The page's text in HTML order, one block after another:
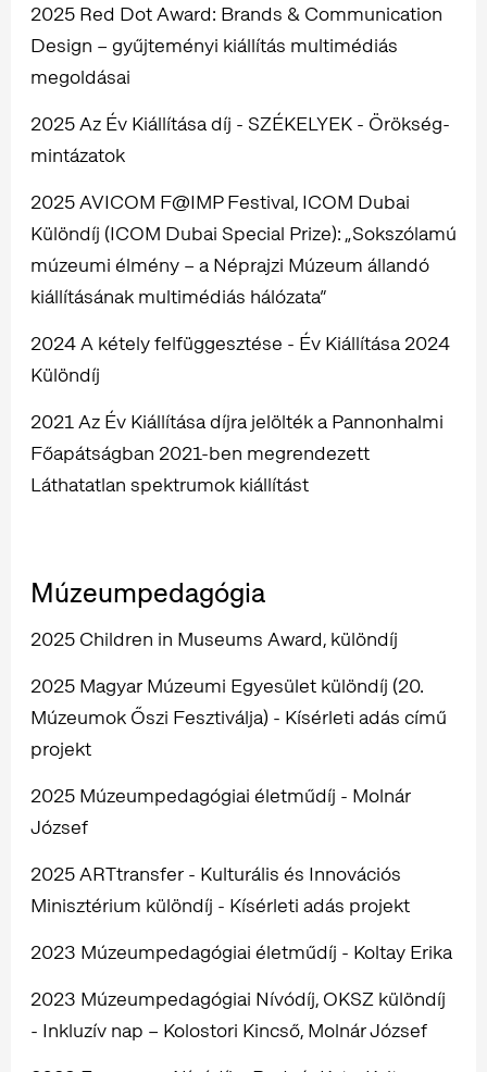
2025 Red Dot Award: Brands & Communication
Design – gyűjteményi kiállítás multimédiás
megoldásai
2025 Az Év Kiállítása díj - SZÉKELYEK - Örökség-
mintázatok
2025 AVICOM F@IMP Festival, ICOM Dubai
Különdíj (ICOM Dubai Special Prize): „Sokszólamú
múzeumi élmény – a Néprajzi Múzeum állandó
kiállításának multimédiás hálózata”
2024 A kétely felfüggesztése - Év Kiállítása 2024
Különdíj
2021 Az Év Kiállítása díjra jelölték a Pannonhalmi
Főapátságban 2021-ben megrendezett
Láthatatlan spektrumok kiállítást
Múzeumpedagógia
2025 Children in Museums Award, különdíj
2025 Magyar Múzeumi Egyesület különdíj (20.
Múzeumok Őszi Fesztiválja) - Kísérleti adás című
projekt
2025 Múzeumpedagógiai életműdíj - Molnár
József
2025 ARTtransfer - Kulturális és Innovációs
Minisztérium különdíj - Kísérleti adás projekt
2023 Múzeumpedagógiai életműdíj - Koltay Erika
2023 Múzeumpedagógiai Nívódíj, OKSZ különdíj
- Inkluzív nap – Kolostori Kincső, Molnár József